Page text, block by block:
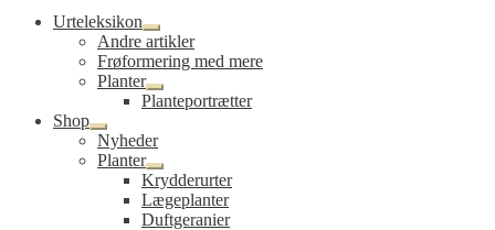
Urteleksikon
Udfold
undermenu
Andre artikler
Frøformering med mere
Planter
Udfold
undermenu
Planteportrætter
Shop
Udfold
undermenu
Nyheder
Planter
Udfold
undermenu
Krydderurter
Lægeplanter
Duftgeranier